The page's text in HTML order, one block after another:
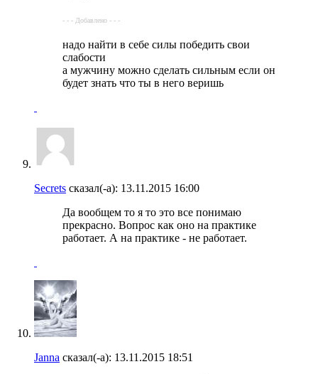
- - - Добавлено - - -
надо найти в себе силы победить свои
слабости
а мужчину можно сделать сильным если он
будет знать что ты в него веришь
Secrets сказал(-а): 13.11.2015 16:00
Да вообщем то я то это все понимаю
прекрасно. Вопрос как оно на практике
работает. А на практике - не работает.
Janna сказал(-а): 13.11.2015 18:51